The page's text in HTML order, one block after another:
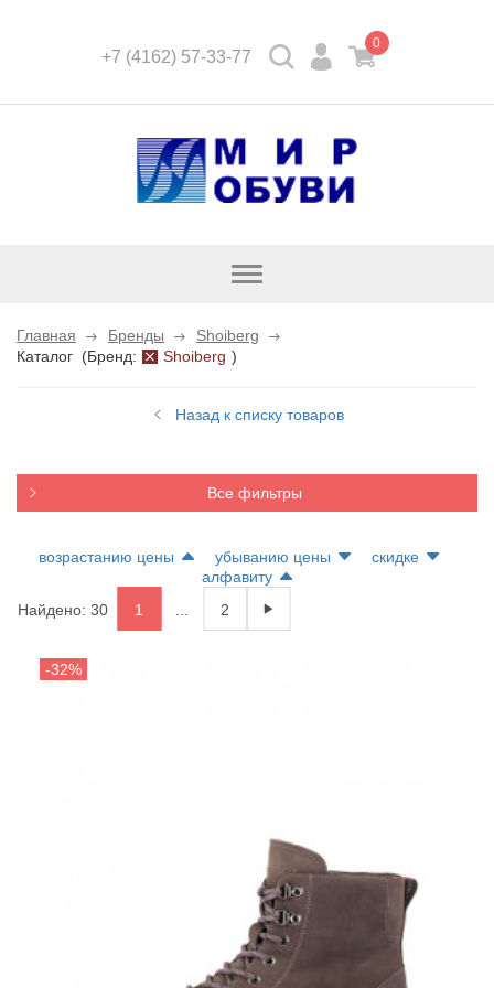
+7 (4162) 57-33-77
0
Открыть
Главная Бренды
Shoiberg
Каталог (Бренд: Shoiberg )
Назад к списку товаров
Все фильтры
возрастанию цены убыванию цены
скидке
алфавиту
Найдено: 30
1 2